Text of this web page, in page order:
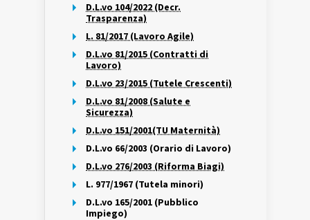
D.L.vo 104/2022 (Decr.
Trasparenza)
L. 81/2017 (Lavoro Agile)
D.L.vo 81/2015 (Contratti di
Lavoro)
D.L.vo 23/2015 (Tutele Crescenti)
D.L.vo 81/2008 (Salute e
Sicurezza)
D.L.vo 151/2001(TU Maternità)
D.L.vo 66/2003 (Orario di Lavoro)
D.L.vo 276/2003 (Riforma Biagi)
L. 977/1967 (Tutela minori)
D.L.vo 165/2001 (Pubblico
Impiego)